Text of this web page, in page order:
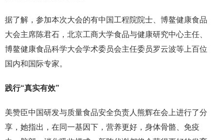
据了解，参加本次大会的有中国工程院院士、博鳌健康食品
大会主席陈君石，北京工商大学食品与健康研究中心主任、
博鳌健康食品科学大会学术委员会主任委员罗云波等上百位
国内和国际专家。
践行“真实有效”
美赞臣中国研发与质量食品安全负责人熊辉在会上进行了分
享，她指出，在同一基因下，营养更好，身体骨骼、免疫